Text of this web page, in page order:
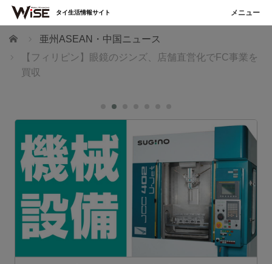
ホーム
亜州ASEAN・中国ニュース
【フィリピン】眼鏡のジンズ、店舗直営化でFC事業を
買収
タイ生活情報サイト